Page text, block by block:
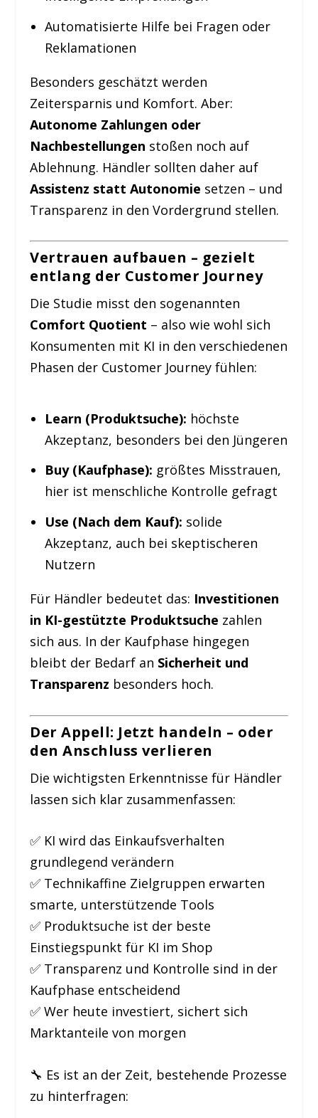
Automatisierte Hilfe bei Fragen oder
Reklamationen
Besonders geschätzt werden
Zeitersparnis und Komfort. Aber:
Autonome Zahlungen oder
Nachbestellungen stoßen noch auf
Ablehnung. Händler sollten daher auf
Assistenz statt Autonomie setzen – und
Transparenz in den Vordergrund stellen.
Vertrauen aufbauen – gezielt
entlang der Customer Journey
Die Studie misst den sogenannten
Comfort Quotient – also wie wohl sich
Konsumenten mit KI in den verschiedenen
Phasen der Customer Journey fühlen:
Learn (Produktsuche): höchste
Akzeptanz, besonders bei den Jüngeren
Buy (Kaufphase): größtes Misstrauen,
hier ist menschliche Kontrolle gefragt
Use (Nach dem Kauf): solide
Akzeptanz, auch bei skeptischeren
Nutzern
Für Händler bedeutet das: Investitionen
in KI-gestützte Produktsuche zahlen
sich aus. In der Kaufphase hingegen
bleibt der Bedarf an Sicherheit und
Transparenz besonders hoch.
Der Appell: Jetzt handeln – oder
den Anschluss verlieren
Die wichtigsten Erkenntnisse für Händler
lassen sich klar zusammenfassen:
✅ KI wird das Einkaufsverhalten
grundlegend verändern
✅ Technikaffine Zielgruppen erwarten
smarte, unterstützende Tools
✅ Produktsuche ist der beste
Einstiegspunkt für KI im Shop
✅ Transparenz und Kontrolle sind in der
Kaufphase entscheidend
✅ Wer heute investiert, sichert sich
Marktanteile von morgen
🔧 Es ist an der Zeit, bestehende Prozesse
zu hinterfragen: